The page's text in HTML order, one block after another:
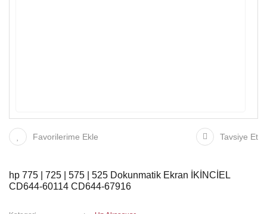
Favorilerime Ekle Tavsiye Et
hp 775 | 725 | 575 | 525 Dokunmatik Ekran İKİNCİEL
CD644-60114 CD644-67916